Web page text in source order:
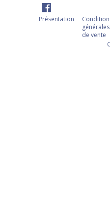
Présentation
générales
de vente